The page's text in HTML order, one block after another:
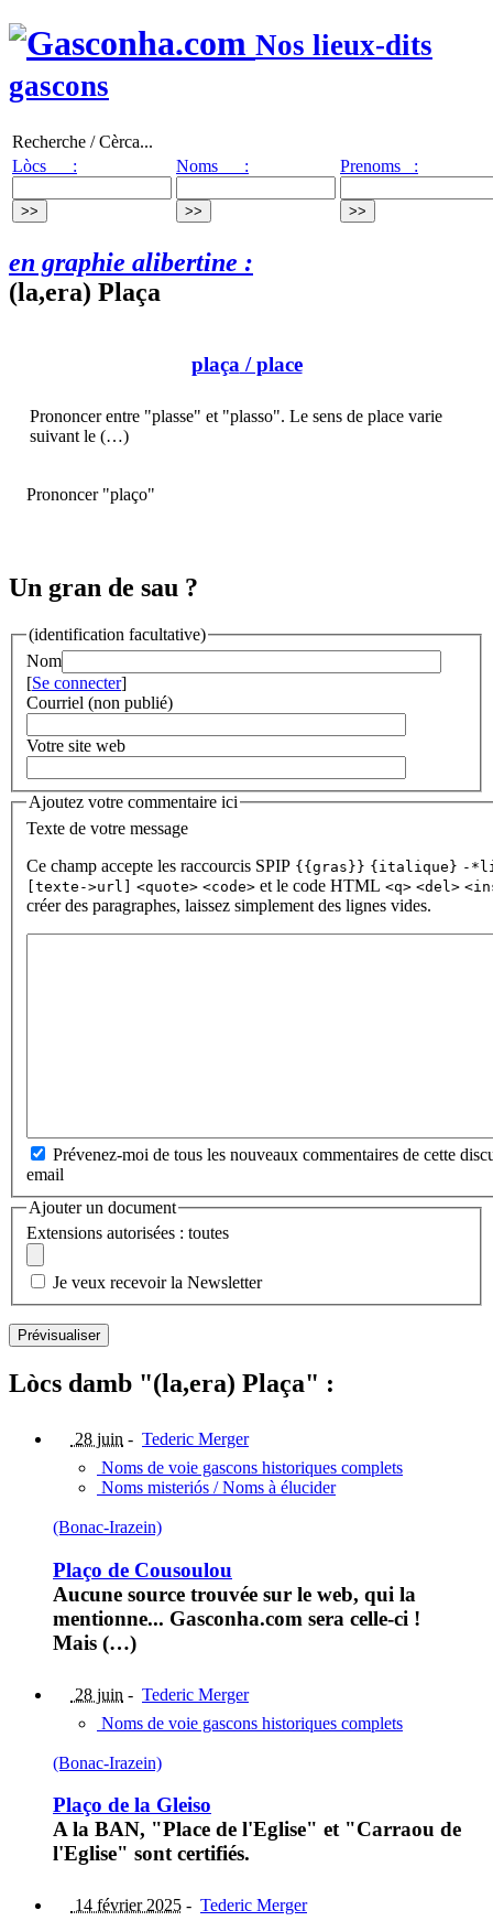
Nos lieux-dits
gascons
Recherche / Cèrca...
Lòcs :
Noms : Prenoms :
en graphie alibertine :
(la,era) Plaça
plaça/ place
Prononcer entre "plasse" et "plasso". Le sens de place varie
suivant le (…)
Prononcer "plaço"
Un gran de sau ?
(identification facultative)
Nom
[Se connecter]
Courriel (non publié)
Votre site web
Ajoutez votre commentaire ici
Texte de votre message
Ce champ accepte les raccourcis SPIP {{gras}} {italique} -
[texte->url] <quote> <code> et le code HTML <q> <del>
créer des paragraphes, laissez simplement des lignes vides.
Prévenez-moi de tous les nouveaux commentaires de cette
email
Ajouter un document
Extensions autorisées : toutes
Je veux recevoir la Newsletter
Lòcs damb "(la,era) Plaça" :
28 juin - Tederic Merger
Noms de voie gascons historiques complets
Noms misteriós / Noms à élucider
(Bonac-Irazein)
Plaço de Cousoulou
Aucune source trouvée sur le web, qui la
mentionne... Gasconha.com sera celle-ci !
Mais (…)
28 juin - Tederic Merger
Noms de voie gascons historiques complets
(Bonac-Irazein)
Plaço de la Gleiso
A la BAN, "Place de l'Eglise" et "Carraou de
l'Eglise" sont certifiés.
14 février 2025 - Tederic Merger